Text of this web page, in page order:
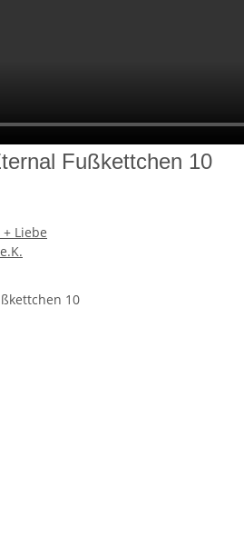
Fußkettchen 10
Liebe
10